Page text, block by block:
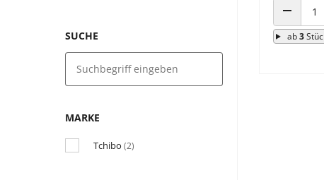
SUCHE
MARKE
Tchibo (2)
ANZAHL
ab3